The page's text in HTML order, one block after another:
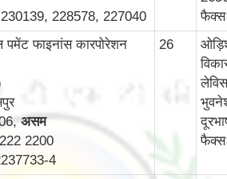
228578, 227040
पमेंट फाइनांस कारपोरेशन
असम
2200
4
26